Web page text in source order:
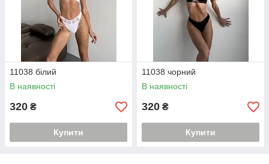
11038 білий
В наявності
320 ₴
Купити
11038 чорний
В наявності
320 ₴
Купити